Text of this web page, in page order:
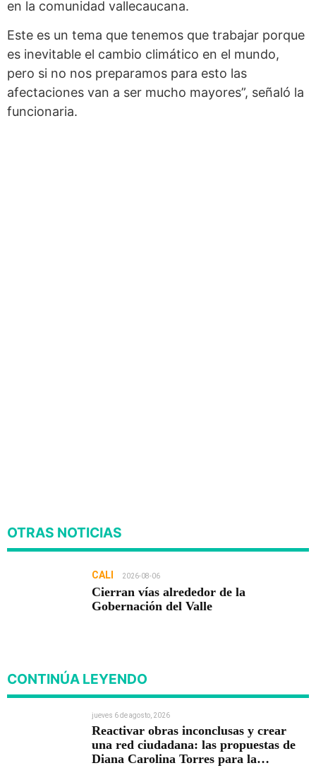
en la comunidad vallecaucana.
Este es un tema que tenemos que trabajar porque
es inevitable el cambio climático en el mundo,
pero si no nos preparamos para esto las
afectaciones van a ser mucho mayores”, señaló la
funcionaria.
OTRAS NOTICIAS
CALI 2026-08-06
Cierran vías alrededor de la
Gobernación del Valle
CONTINÚA LEYENDO
jueves 6 de agosto, 2026
Reactivar obras inconclusas y crear
una red ciudadana: las propuestas de
Diana Carolina Torres para la